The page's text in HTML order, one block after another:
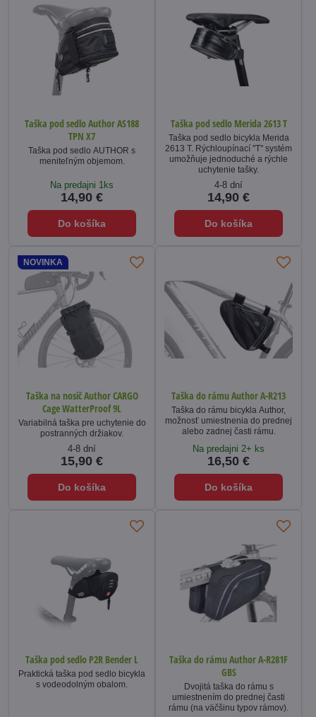
Taška pod sedlo Author AS188
TPN X7
Taška pod sedlo AUTHOR s
meniteľným objemom.
Na predajni 1ks
14,90 €
Do košíka
Taška pod sedlo Merida 2613 T
Taška pod sedlo bicykla Merida
2613 T. Rýchloupínací "T" systém
umožňuje jednoduché a rýchle
uchytenie tašky.
4-8 dní
14,90 €
Do košíka
NOVINKA
Taška na nosič Author CARGO
Cage WatterProof 9L
Variabilná taška pre uchytenie do
postranných držiakov.
4-8 dní
15,90 €
Do košíka
Taška do rámu Author A-R213
Taška do rámu bicykla Author,
možnosť umiestnenia do prednej
alebo zadnej časti rámu.
Na predajni 2+ ks
16,50 €
Do košíka
Taška pod sedlo P2R Bender L
Praktická taška pod sedlo bicykla
s vodeodolným obalom.
Taška do rámu Author A-R281F
GBS
Dvojitá taška do rámu s
umiestnením do prednej časti
rámu (na väčšinu typov rámov).